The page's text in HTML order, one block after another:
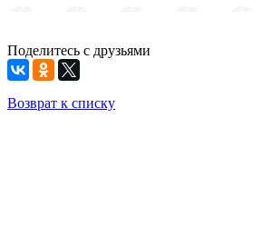
Поделитесь с друзьями
Возврат к списку